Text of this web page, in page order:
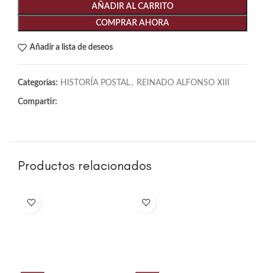
AÑADIR AL CARRITO
COMPRAR AHORA
Añadir a lista de deseos
Categorías: HISTORÍA POSTAL , REINADO ALFONSO XIII
Compartir:
Productos relacionados